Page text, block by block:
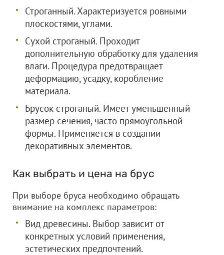
Строганный. Характеризуется ровными
плоскостями, углами.
Сухой строганый. Проходит
дополнительную обработку для удаления
влаги. Процедура предотвращает
деформацию, усадку, коробление
материала.
Брусок строганый. Имеет уменьшенный
размер сечения, часто прямоугольной
формы. Применяется в создании
декоративных элементов.
Как выбрать и цена на брус
При выборе бруса необходимо обращать
внимание на комплекс параметров:
Вид древесины. Выбор зависит от
конкретных условий применения,
эстетических предпочтений.